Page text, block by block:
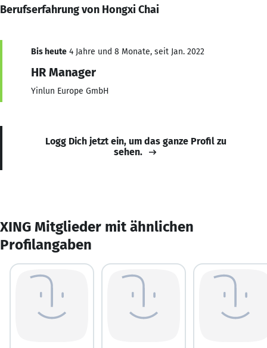
Berufserfahrung von Hongxi Chai
Bis heute 4 Jahre und 8 Monate, seit Jan. 2022
HR Manager
Yinlun Europe GmbH
Logg Dich jetzt ein, um das ganze Profil zu
sehen.
XING Mitglieder mit ähnlichen
Profilangaben